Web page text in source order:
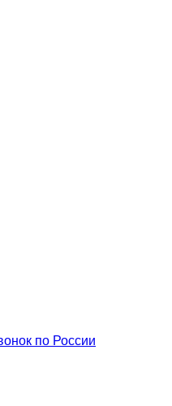
по России